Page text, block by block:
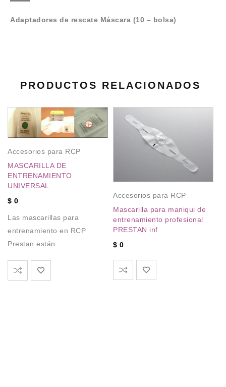
Adaptadores de rescate Máscara (10 – bolsa)
PRODUCTOS RELACIONADOS
Accesorios para RCP
MASCARILLA DE
ENTRENAMIENTO
UNIVERSAL
$ 0
Las mascarillas para
entrenamiento en RCP
Prestan están
Accesorios para RCP
Mascarilla para maniqui de
entrenamiento profesional
PRESTAN inf
$ 0